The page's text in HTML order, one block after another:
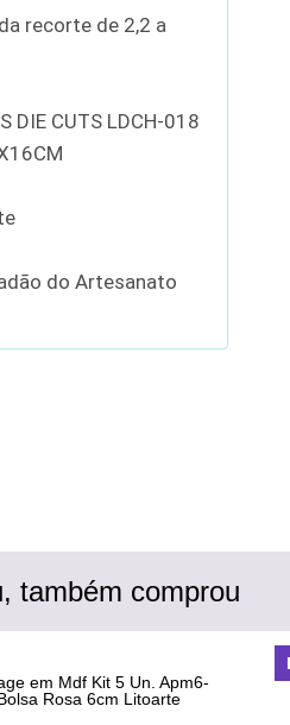
recorte de 2,2 a
DIE CUTS LDCH-018
do Artesanato
também comprou
em Mdf Kit 5 Un. Apm6-
Rosa 6cm Litoarte